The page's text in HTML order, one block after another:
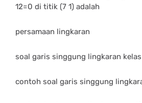
12=0 di titik (7 1) adalah
persamaan lingkaran
soal garis singgung lingkaran kelas
contoh soal garis singgung